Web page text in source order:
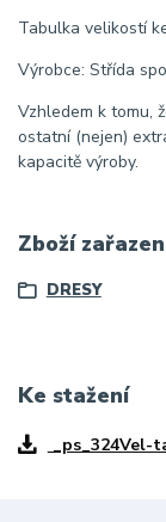
Tabulka velikostí
Výrobce: Střída
Vzhledem k tomu,
ostatní (nejen)
kapacitě výroby.
Zboží
DRESY
Ke stažení
_ps_324Vel-